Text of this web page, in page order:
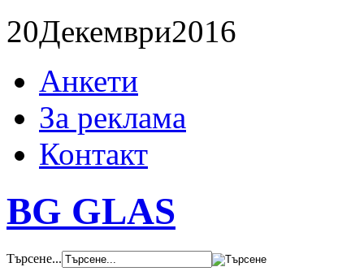
20Декември2016
Анкети
За реклама
Контакт
BG GLAS
Търсене...